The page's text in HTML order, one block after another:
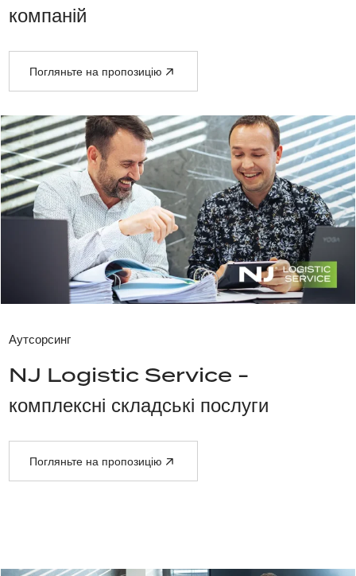
компаній
Погляньте на пропозицію
Аутсорсинг
NJ Logistic Service -
комплексні складські послуги
Погляньте на пропозицію